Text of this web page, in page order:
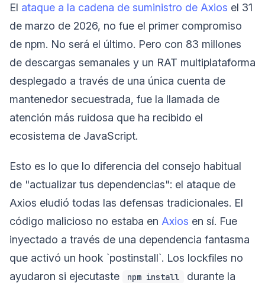
El ataque a la cadena de suministro de Axios el 31
de marzo de 2026, no fue el primer compromiso
de npm. No será el último. Pero con 83 millones
de descargas semanales y un RAT multiplataforma
desplegado a través de una única cuenta de
mantenedor secuestrada, fue la llamada de
atención más ruidosa que ha recibido el
ecosistema de JavaScript.
Esto es lo que lo diferencia del consejo habitual
de "actualizar tus dependencias": el ataque de
Axios eludió todas las defensas tradicionales. El
código malicioso no estaba en Axios en sí. Fue
inyectado a través de una dependencia fantasma
que activó un hook `postinstall`. Los lockfiles no
ayudaron si ejecutaste
npm install
durante la